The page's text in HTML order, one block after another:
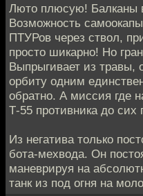
Люто плюсую! Балканы
Возможность
ПТУРов через ствол,
просто шикарно! Но
Выпрыгивает из травы,
орбиту одним
обратно. А миссия где
Т-55 противника до
Из негатива только
бота-мехвода. Он
маневрируя на
танк из под огня на